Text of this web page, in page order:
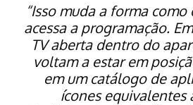
“Isso muda a forma
acessa a programação. Em
TV aberta dentro do
voltam a estar em
em um catálogo de
ícones equivalentes